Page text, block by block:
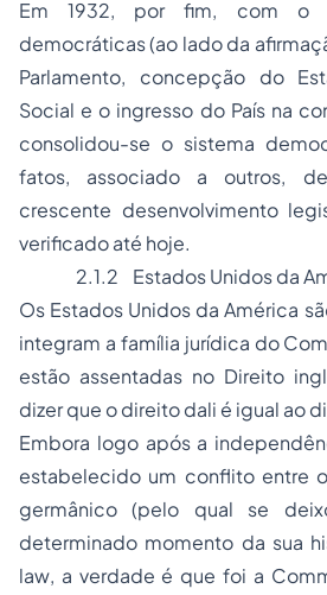
Em 1932, por fim, com o
democráticas (ao lado da
Parlamento, concepção do
Social e o ingresso do País na
consolidou-se o sistema
fatos, associado a outros,
crescente desenvolvimento
verificado até hoje.
2.1.2 Estados Unidos da
Os Estados Unidos da América
integram a família jurídica do
estão assentadas no Direito
dizer que o direito dali é igual ao
Embora logo após a
estabelecido um conflito entre
germânico (pelo qual se
determinado momento da sua
law, a verdade é que foi a